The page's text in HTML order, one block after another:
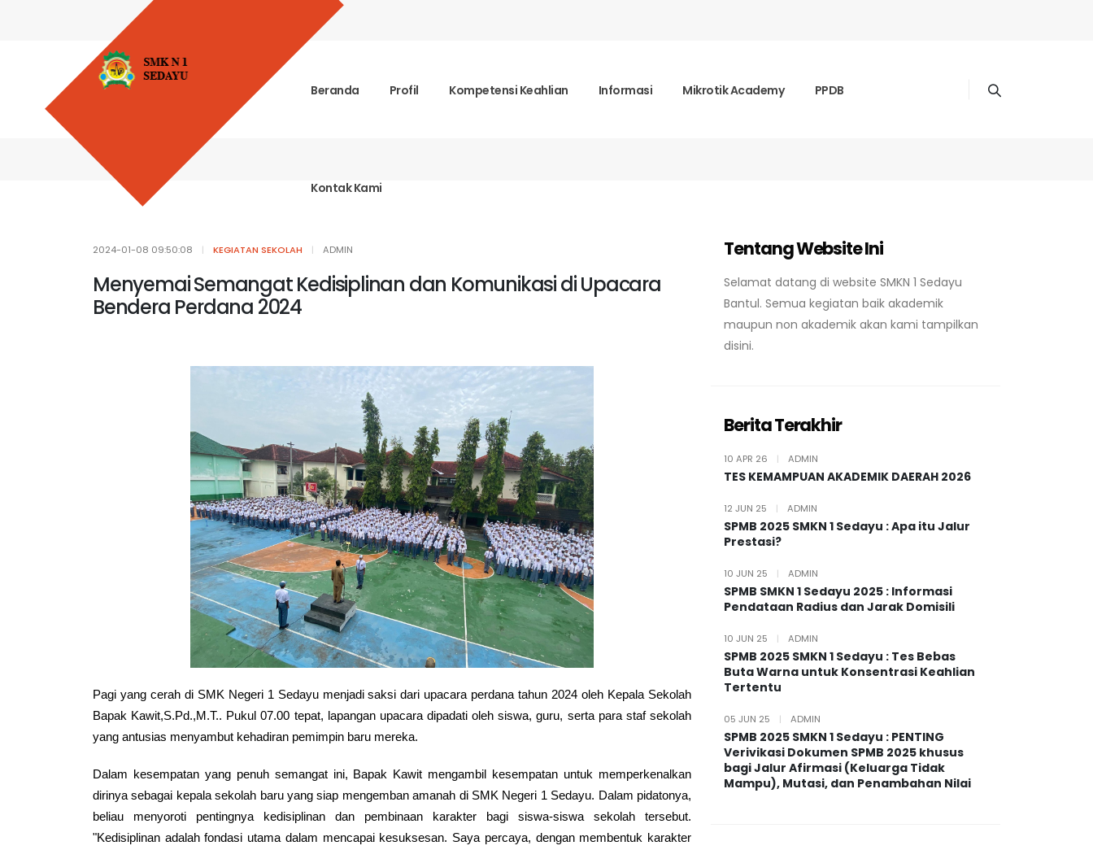
Beranda Profil Kompetensi Keahlian Informasi Mikrotik Academy PPDB
Kontak Kami
2024-01-08 09:50:08 | KEGIATAN SEKOLAH | ADMIN
Menyemai Semangat Kedisiplinan dan Komunikasi di Upacara
Bendera Perdana 2024
Pagi yang cerah di SMK Negeri 1 Sedayu menjadi saksi dari upacara perdana tahun 2024 oleh Kepala Sekolah
Bapak Kawit,S.Pd.,M.T.. Pukul 07.00 tepat, lapangan upacara dipadati oleh siswa, guru, serta para staf sekolah
yang antusias menyambut kehadiran pemimpin baru mereka.
Dalam kesempatan yang penuh semangat ini, Bapak Kawit mengambil kesempatan untuk memperkenalkan
dirinya sebagai kepala sekolah baru yang siap mengemban amanah di SMK Negeri 1 Sedayu. Dalam pidatonya,
beliau menyoroti pentingnya kedisiplinan dan pembinaan karakter bagi siswa-siswa sekolah tersebut.
"Kedisiplinan adalah fondasi utama dalam mencapai kesuksesan. Saya percaya, dengan membentuk karakter
Tentang Website Ini
Selamat datang di website SMKN 1 Sedayu
Bantul. Semua kegiatan baik akademik
maupun non akademik akan kami tampilkan
disini.
Berita Terakhir
10 APR 26 | ADMIN
TES KEMAMPUAN AKADEMIK DAERAH 2026
12 JUN 25 | ADMIN
SPMB 2025 SMKN 1 Sedayu : Apa itu Jalur
Prestasi?
10 JUN 25 | ADMIN
SPMB SMKN 1 Sedayu 2025 : Informasi
Pendataan Radius dan Jarak Domisili
10 JUN 25 | ADMIN
SPMB 2025 SMKN 1 Sedayu : Tes Bebas
Buta Warna untuk Konsentrasi Keahlian
Tertentu
05 JUN 25 | ADMIN
SPMB 2025 SMKN 1 Sedayu : PENTING
Verivikasi Dokumen SPMB 2025 khusus
bagi Jalur Afirmasi (Keluarga Tidak
Mampu), Mutasi, dan Penambahan Nilai